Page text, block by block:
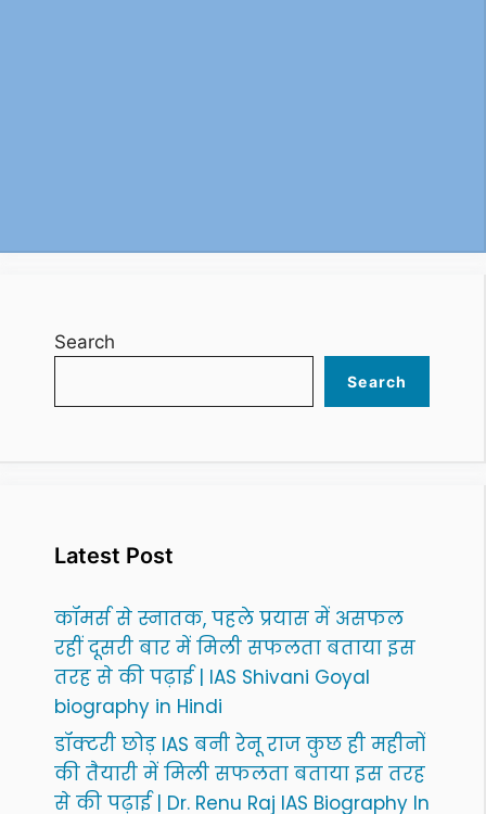
Search
Search
Latest Post
कॉमर्स से स्नातक, पहले प्रयास में असफल
रहीं दूसरी बार में मिली सफलता बताया इस
तरह से की पढ़ाई | IAS Shivani Goyal
biography in Hindi
डॉक्टरी छोड़ IAS बनी रेनू राज कुछ ही महीनों
की तैयारी में मिली सफलता बताया इस तरह
से की पढ़ाई | Dr. Renu Raj IAS Biography In